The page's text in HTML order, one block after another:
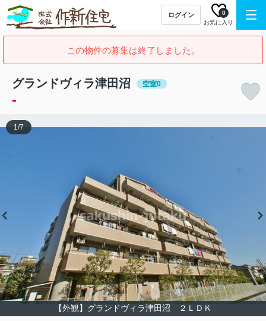
ログイン
お気に入り
0
この物件の募集は終了しました。
グランドヴィラ津田沼 空室0
-
【外観】グランドヴィラ津田沼 ２ＬＤＫ
1/7